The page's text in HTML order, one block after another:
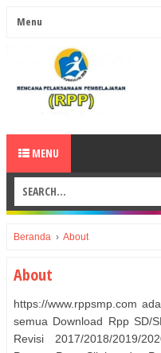
MENU
Beranda › About
About
https://www.rppsmp.com
semua Download Rpp SD/
Revisi 2017/2018/2019/